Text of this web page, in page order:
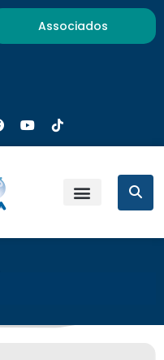
Associados